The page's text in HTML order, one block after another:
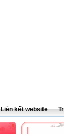
Liên kết website